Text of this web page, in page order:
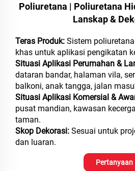
Poliuretana | Poliuretana
Lanskap &
Teras Produk: Sistem
khas untuk aplikasi pengikatan
Situasi Aplikasi Perumahan &
dataran bandar, halaman vila,
balkoni, anak tangga, jalan
Situasi Aplikasi Komersial &
pusat mandian, kawasan
taman.
Skop Dekorasi: Sesuai untuk
dan luaran.
Pertanyaan